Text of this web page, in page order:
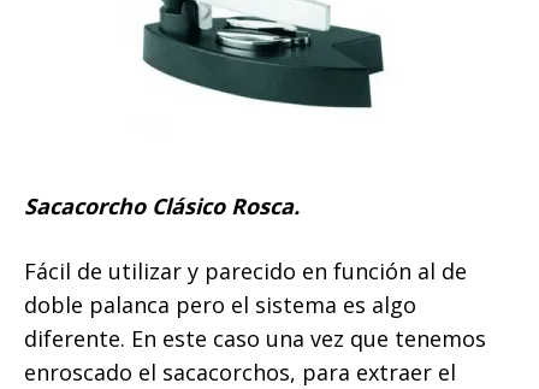
Sacacorcho Clásico Rosca.
Fácil de utilizar y parecido en función al de
doble palanca pero el sistema es algo
diferente. En este caso una vez que tenemos
enroscado el sacacorchos, para extraer el